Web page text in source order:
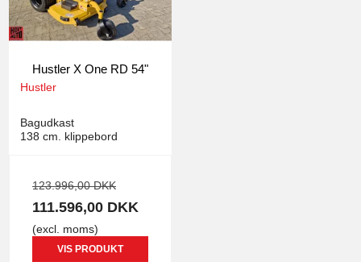
Hustler X One RD 54"
Hustler
Bagudkast
138 cm. klippebord
123.996,00 DKK
111.596,00 DKK
(excl. moms)
VIS PRODUKT